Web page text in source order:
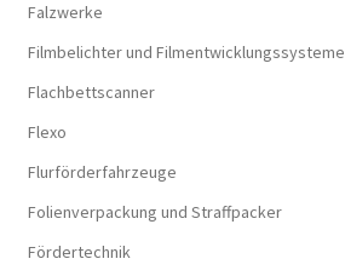
Falzwerke
Filmbelichter und Filmentwicklungssysteme
Flachbettscanner
Flexo
Flurförderfahrzeuge
Folienverpackung und Straffpacker
Fördertechnik